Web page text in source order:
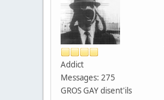
Addict
Messages: 275
GROS GAY disent'ils